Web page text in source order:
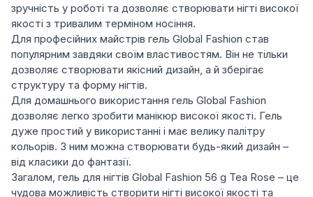
зручність у роботі та дозволяє створювати нігті високої
якості з тривалим терміном носіння.
Для професійних майстрів гель Global Fashion став
популярним завдяки своїм властивостям. Він не тільки
дозволяє створювати якісний дизайн, а й зберігає
структуру та форму нігтів.
Для домашнього використання гель Global Fashion
дозволяє легко зробити манікюр високої якості. Гель
дуже простий у використанні і має велику палітру
кольорів. З ним можна створювати будь-який дизайн –
від класики до фантазії.
Загалом, гель для нігтів Global Fashion 56 g Tea Rose – це
чудова можливість створити нігті високої якості та